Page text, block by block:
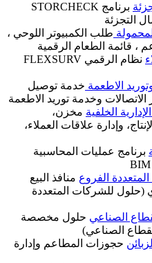
برنامج STORCHECK
التجزئة
طلب الكمبيوتر اللوحي ،
، قائمة الطعام الرقمية
نظام الرقمي FLEXSURV
الاطعمة خدمة توصيل
الاتصالات وخدمة توريد الاطعمة
الخلفية مخزن،
وإدارة علاقات العملاء،
برنامج عمليات المحاسبية
الفروع منافذ البيع
(حلول للشركات المتعددة
الصناعي حلول مخصصة
الصناعي)
حجوزات المطاعم وإدارة